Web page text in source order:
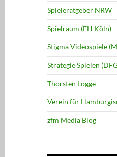
Spieleratgeber NRW
Spielraum (FH Köln)
Stigma Videospiele
Strategie Spielen
Thorsten Logge
Verein für
zfm Media Blog